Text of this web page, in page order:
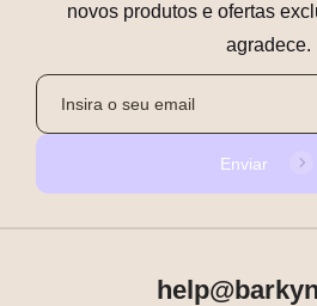
novos produtos e ofertas
agradece.
Enviar